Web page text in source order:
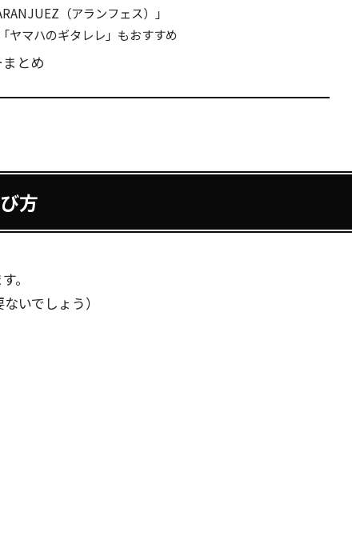
（アランフェス）」
ヤマハのギタレレ」もおすすめ
とめ
方
。
いでしょう）